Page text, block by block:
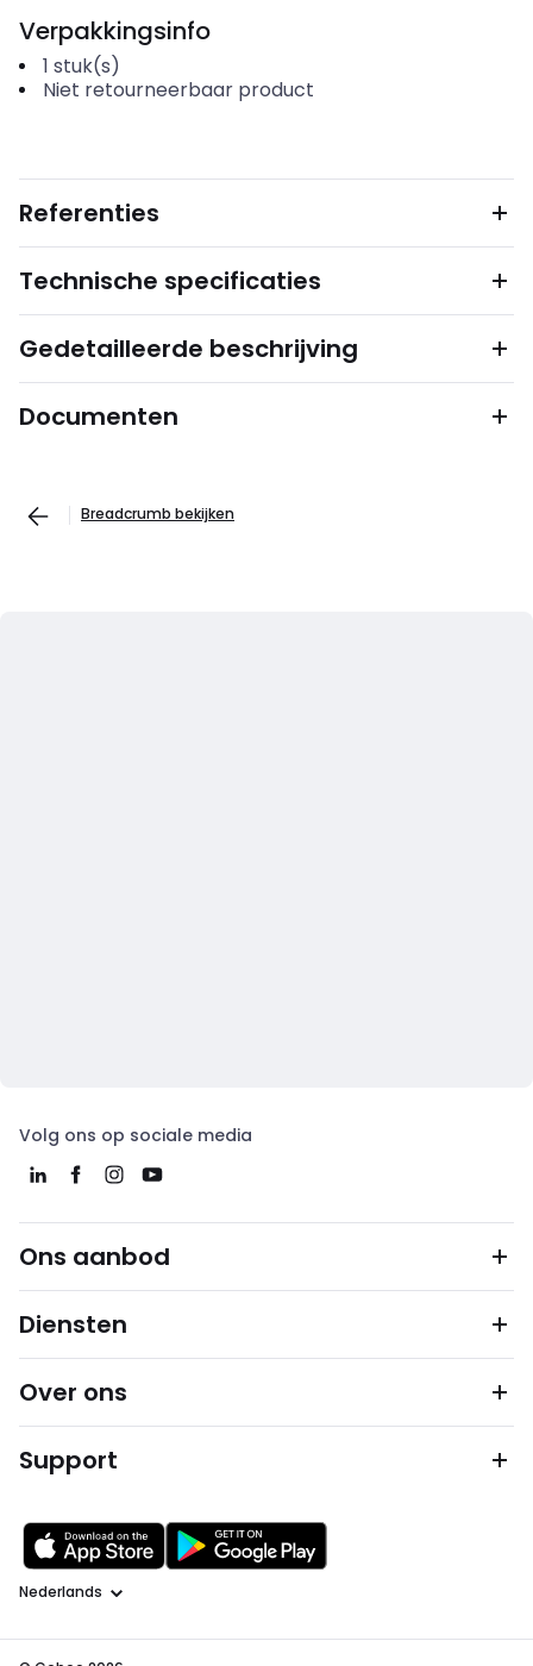
Verpakkingsinfo
1 stuk(s)
Niet retourneerbaar product
Referenties
Technische specificaties
Gedetailleerde beschrijving
Documenten
Breadcrumb bekijken
Volg ons op sociale media
Ons aanbod
Diensten
Over ons
Support
Taal